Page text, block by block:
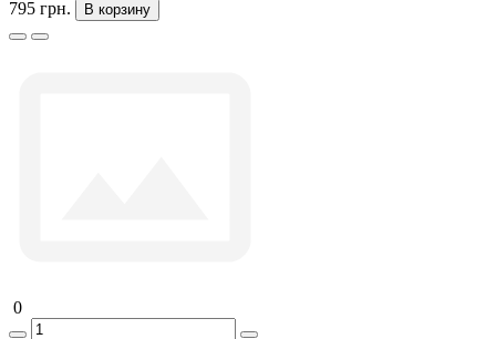
795 грн.
В корзину
0